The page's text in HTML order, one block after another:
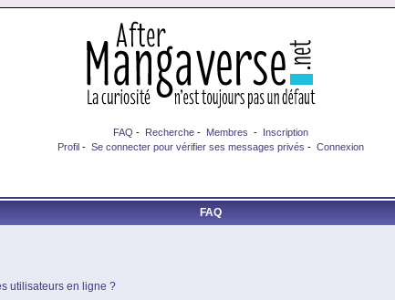
FAQ - Recherche - Membres - Inscription
Profil - Se connecter pour vérifier ses messages privés - Connexion
FAQ
utilisateurs en ligne ?